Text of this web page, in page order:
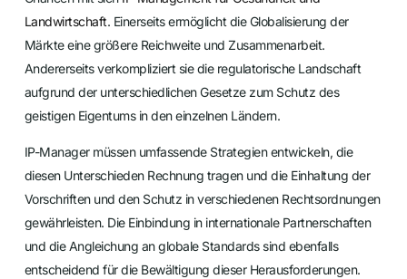
Landwirtschaft. Einerseits ermöglicht die Globalisierung der
Märkte eine größere Reichweite und Zusammenarbeit.
Andererseits verkompliziert sie die regulatorische Landschaft
aufgrund der unterschiedlichen Gesetze zum Schutz des
geistigen Eigentums in den einzelnen Ländern.
IP-Manager müssen umfassende Strategien entwickeln, die
diesen Unterschieden Rechnung tragen und die Einhaltung der
Vorschriften und den Schutz in verschiedenen Rechtsordnungen
gewährleisten. Die Einbindung in internationale Partnerschaften
und die Angleichung an globale Standards sind ebenfalls
entscheidend für die Bewältigung dieser Herausforderungen.